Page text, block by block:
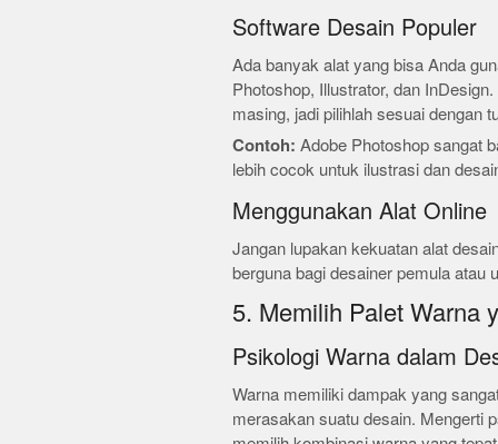
Software Desain Populer
Ada banyak alat yang bisa Anda
Photoshop, Illustrator, dan
masing, jadi pilihlah sesuai dengan
Contoh: Adobe Photoshop sangat
lebih cocok untuk ilustrasi dan
Menggunakan Alat Online
Jangan lupakan kekuatan alat
berguna bagi desainer pemula atau
5. Memilih Palet Warna
Psikologi Warna dalam
Warna memiliki dampak yang
merasakan suatu desain. Mengerti